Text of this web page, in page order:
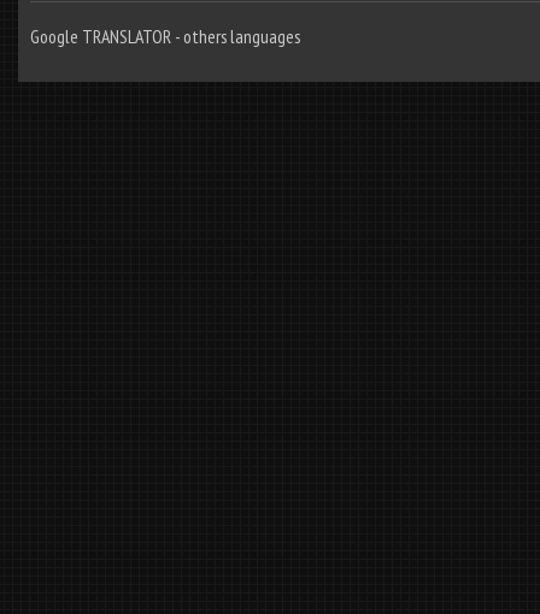
Google TRANSLATOR - others languages